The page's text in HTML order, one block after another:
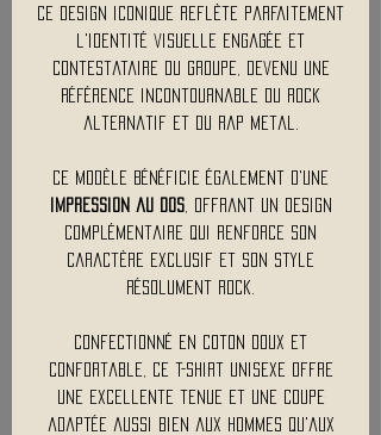
Ce design iconique reflète parfaitement
l'identité visuelle engagée et
contestataire du groupe, devenu une
référence incontournable du rock
alternatif et du rap metal.
Ce modèle bénéficie également d'une
impression au dos, offrant un design
complémentaire qui renforce son
caractère exclusif et son style
résolument rock.
Confectionné en coton doux et
confortable, ce t-shirt unisexe offre
une excellente tenue et une coupe
adaptée aussi bien aux hommes qu'aux